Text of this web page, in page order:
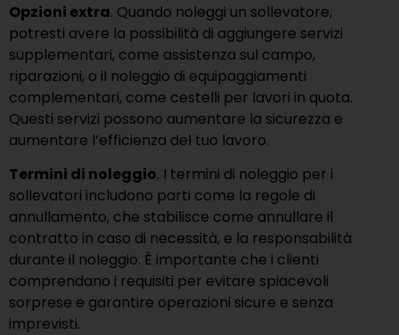
Opzioni extra. Quando noleggi un sollevatore,
potresti avere la possibilità di aggiungere servizi
supplementari, come assistenza sul campo,
riparazioni, o il noleggio di equipaggiamenti
complementari, come cestelli per lavori in quota.
Questi servizi possono aumentare la sicurezza e
aumentare l’efficienza del tuo lavoro.
Termini di noleggio. I termini di noleggio per i
sollevatori includono parti come la regole di
annullamento, che stabilisce come annullare il
contratto in caso di necessità, e la responsabilità
durante il noleggio. È importante che i clienti
comprendano i requisiti per evitare spiacevoli
sorprese e garantire operazioni sicure e senza
imprevisti.